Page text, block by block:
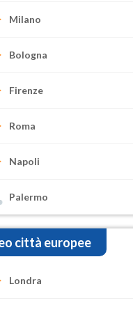
Milano
Bologna
Firenze
Roma
Napoli
Palermo
città europee
Londra